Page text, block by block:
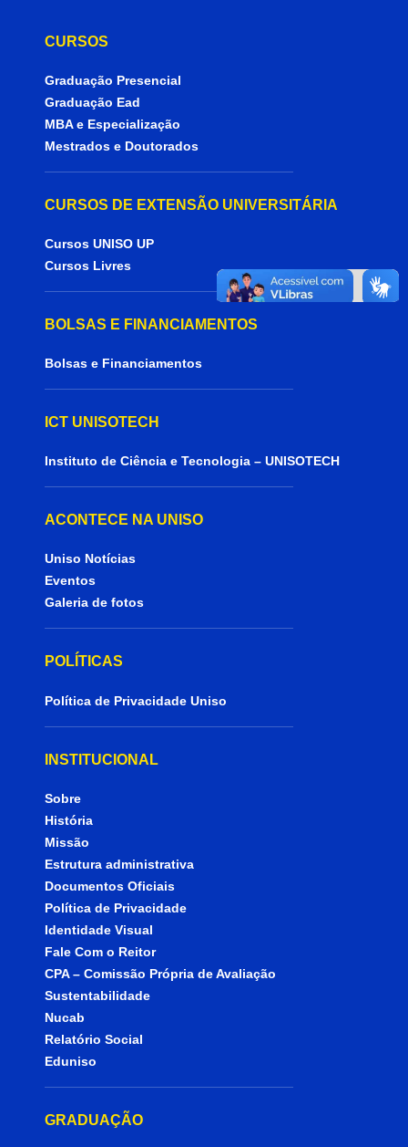
CURSOS
Graduação Presencial
Graduação Ead
MBA e Especialização
Mestrados e Doutorados
CURSOS DE EXTENSÃO UNIVERSITÁRIA
Cursos UNISO UP
Cursos Livres
BOLSAS E FINANCIAMENTOS
Bolsas e Financiamentos
ICT UNISOTECH
Instituto de Ciência e Tecnologia – UNISOTECH
ACONTECE NA UNISO
Uniso Notícias
Eventos
Galeria de fotos
POLÍTICAS
Política de Privacidade Uniso
INSTITUCIONAL
Sobre
História
Missão
Estrutura administrativa
Documentos Oficiais
Política de Privacidade
Identidade Visual
Fale Com o Reitor
CPA – Comissão Própria de Avaliação
Sustentabilidade
Nucab
Relatório Social
Eduniso
GRADUAÇÃO